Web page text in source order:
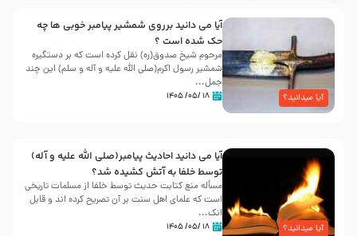
آیا میدانید؟
آیا می دانید برروی شمشیر پیامبر خوبی ها چه
حک شده است ؟
مرحوم شیخ صدوق(ره) نقل کرده است که بر دستگیره
شمشیر رسول اکرم(صلی الله علیه و آله و سلم) این چند
جمل...
۱۸ /۰۵/ ۱۴۰۵
آیا میدانید؟
آیا می دانید احادیث پیامبر(صلی الله علیه و آله)
توسط خلفا به آتش کشیده شد؟
مسأله منع کتابت حدیث توسط خلفا از مسلمات تاریخی
است که علمای اهل سنت بر آن تصریح کرده اند و قابل
انک...
۱۸ /۰۵/ ۱۴۰۵